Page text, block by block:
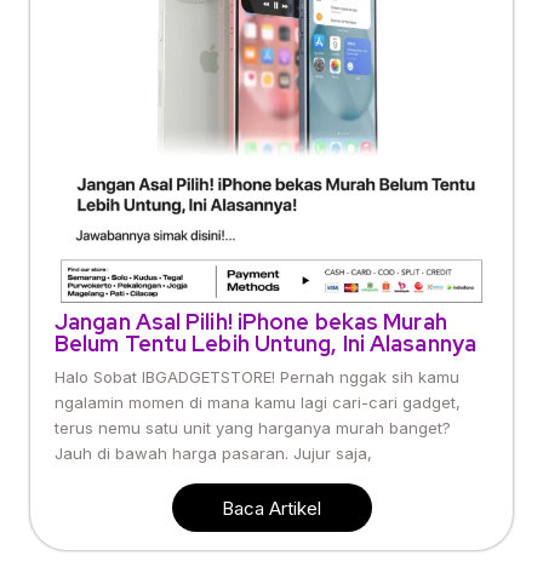
Jangan Asal Pilih! iPhone bekas Murah
Belum Tentu Lebih Untung, Ini Alasannya
Halo Sobat IBGADGETSTORE! Pernah nggak sih kamu
ngalamin momen di mana kamu lagi cari-cari gadget,
terus nemu satu unit yang harganya murah banget?
Jauh di bawah harga pasaran. Jujur saja,
Baca Artikel